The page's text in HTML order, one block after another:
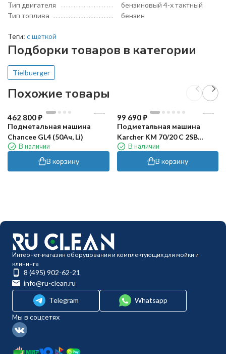
Тип двигателя
бензиновый 4-х тактный
Тип топлива
бензин
Теги: с щеткой
Подборки товаров в категории
Tielbuerger
Похожие товары
462 800₽
Подметальная машина
Chancee GL4 (50Ач, Li)
В наличии
В корзину
99 690₽
Подметальная машина
Karcher KM 70/20 C 2SB
RETAILВ наличии
В корзину
Интернет-магазин оборудования и комплектующих для мойки и
клининга
8 (495) 902-62-21
info@ru-clean.ru
Telegram
Whatsapp
Мы в соцсетях